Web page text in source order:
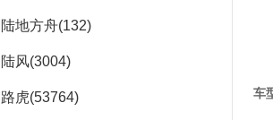
陆地方舟(132)
陆风(3004)
路虎(53764) 车